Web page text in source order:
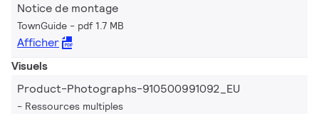
Notice de montage
TownGuide pdf 1.7 MB
Afficher
Visuels
Product-Photographs-910500991092_EU
Ressources multiples